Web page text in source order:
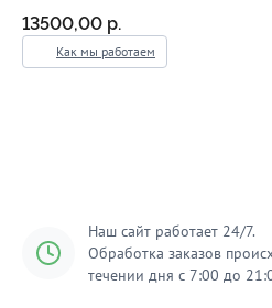
13500,00 р.
Как мы работаем
Наш сайт работает 24/7.
Обработка заказов
течении дня с 7:00 до